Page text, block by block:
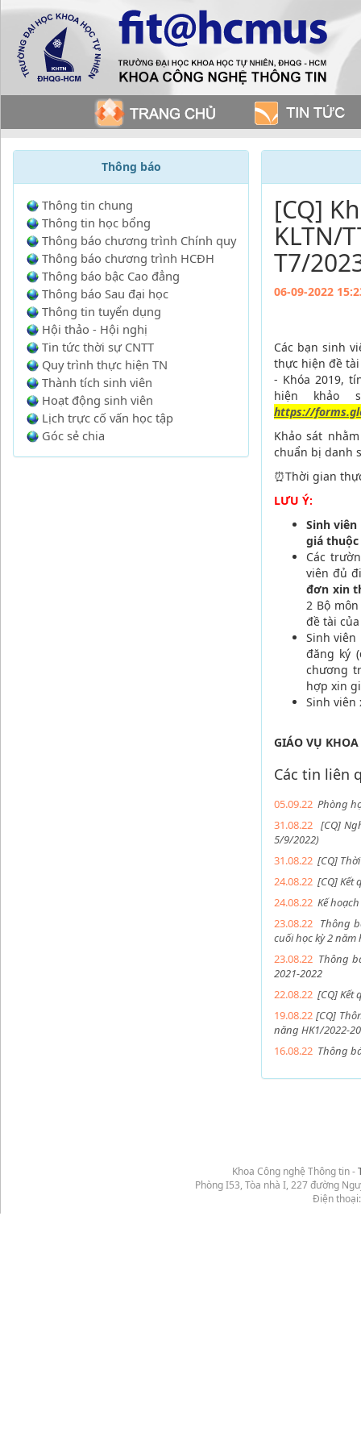
Thông báo
Thông tin chung
Thông tin học bổng
Thông báo chương trình Chính quy
Thông báo chương trình HCĐH
Thông báo bậc Cao đẳng
Thông báo Sau đại học
Thông tin tuyển dụng
Hội thảo - Hội nghị
Tin tức thời sự CNTT
Quy trình thực hiện TN
Thành tích sinh viên
Hoạt động sinh viên
Lịch trực cố vấn học tập
Góc sẻ chia
[CQ]
KLTN/
T7/
06-09-2022
Các bạn sinh
thực hiện đề
- Khóa 2019,
hiện khảo
https://
Khảo sát
chuẩn bị danh
⏰Thời gian
LƯU Ý:
Sinh
giá
Các
viên đủ
đơn xin
2 Bộ
đề tài
Sinh viên
đăng ký
chương
hợp xin
Sinh
GIÁO VỤ KHOA
Các tin liên
05.09.22 Phòng
31.08.22 [CQ]
5/9/2022)
31.08.22 [CQ]
24.08.22 [CQ] Kết
24.08.22 Kế
23.08.22 Thông
cuối học kỳ 2 năm
23.08.22 Thông
2021-2022
22.08.22 [CQ] Kết
19.08.22 ​[CQ]
năng HK1/2022-
16.08.22 Thông
Khoa Công nghệ Thông tin -
Phòng I53, Tòa nhà I, 227 đường
Điện